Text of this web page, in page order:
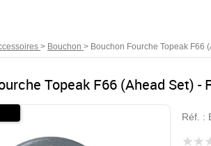
> Bouchon > Bouchon Fourche Topeak F66
Topeak F66 (Ahead Set) -
Réf. :